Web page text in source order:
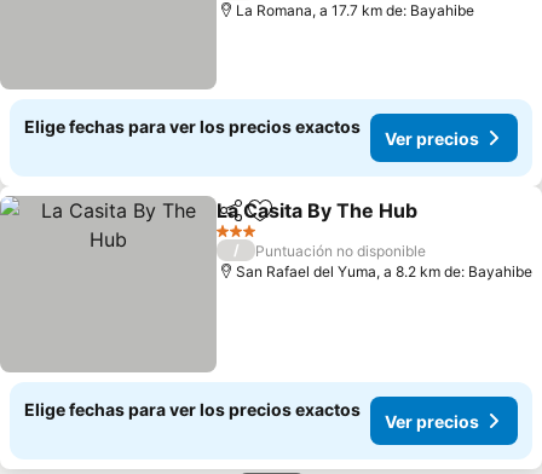
La Romana, a 17.7 km de: Bayahibe
Elige fechas para ver los precios exactos
Ver precios
CompartirAgregar a favoritos
La Casita By The Hub
3 Estrellas
/
Puntuación no disponible
San Rafael del Yuma, a 8.2 km de: Bayahibe
Elige fechas para ver los precios exactos
Ver precios